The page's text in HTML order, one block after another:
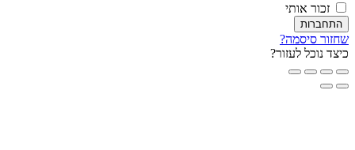
זכור אותי
סיסמה?
נוכל לעזור?